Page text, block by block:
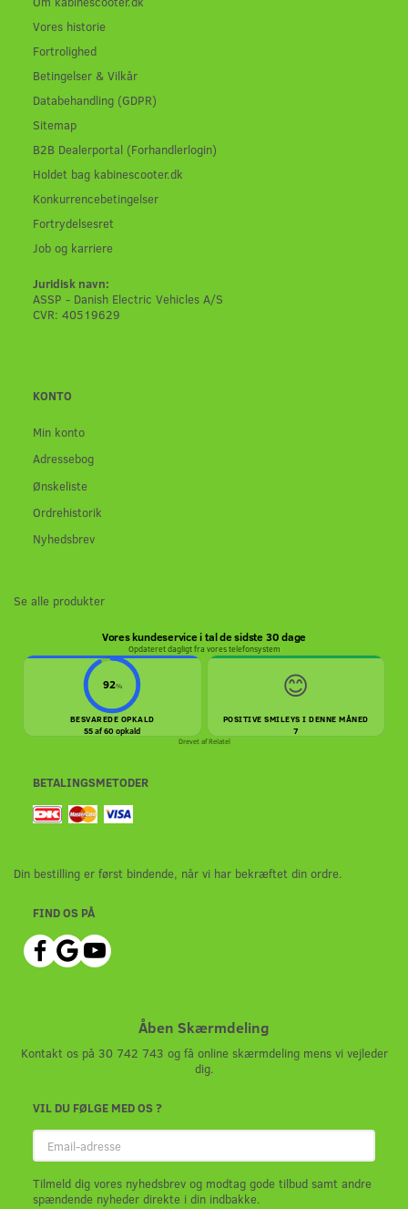
Vores historie
Fortrolighed
Betingelser & Vilkår
Databehandling (GDPR)
Sitemap
B2B Dealerportal (Forhandlerlogin)
Holdet bag kabinescooter.dk
Konkurrencebetingelser
Fortrydelsesret
Job og karriere
Juridisk navn:
ASSP - Danish Electric Vehicles A/S
CVR: 40519629
KONTO
Min konto
Adressebog
Ønskeliste
Ordrehistorik
Nyhedsbrev
Se alle produkter
Vores kundeservice i tal de sidste 30 dage
Opdateret dagligt fra vores telefonsystem
92%
BESVAREDE OPKALD
55 af 60 opkald
😊
POSITIVE SMILEYS I DENNE MÅNED
7
Drevet afRelatel
BETALINGSMETODER
Din bestilling er først bindende, når vi har bekræftet din ordre.
FIND OS PÅ
Åben Skærmdeling
Kontakt os på 30 742 743 og få online skærmdeling mens vi vejleder
dig.
VIL DU FØLGE MED OS ?
Email-
adresse
Tilmeld dig vores nyhedsbrev og modtag gode tilbud samt andre
spændende nyheder direkte i din indbakke.